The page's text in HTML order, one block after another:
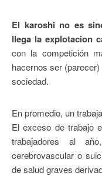
El karoshi no es
llega la explotacion
con la competición
hacernos ser
sociedad.
En promedio, un
El exceso de trabajo
trabajadores al
cerebrovascular o
de salud graves